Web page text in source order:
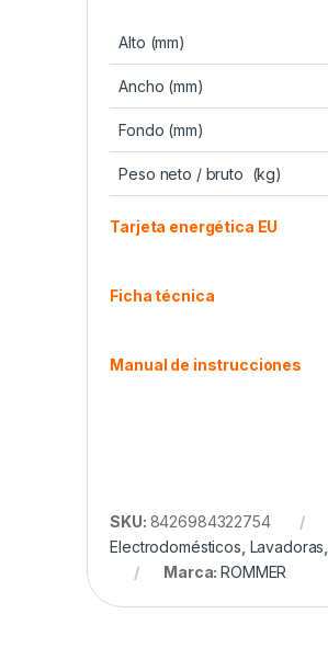
Alto (mm)
Ancho (mm)
Fondo (mm)
Peso neto / bruto (kg)
Tarjeta energética EU
Ficha técnica
Manual de instrucciones
SKU: 8426984322754
Electrodomésticos Lavadoras
Marca:ROMMER